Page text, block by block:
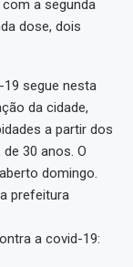
a segunda
dose, dois
segue nesta
da cidade,
a partir dos
30 anos. O
domingo.
prefeitura
a covid-19: